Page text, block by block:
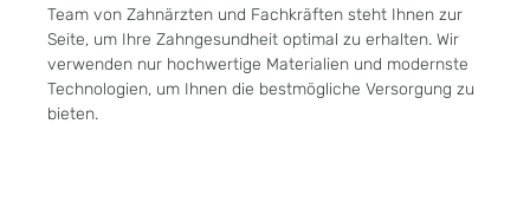
Team von Zahnärzten und Fachkräften steht Ihnen zur
Seite, um Ihre Zahngesundheit optimal zu erhalten. Wir
verwenden nur hochwertige Materialien und modernste
Technologien, um Ihnen die bestmögliche Versorgung zu
bieten.